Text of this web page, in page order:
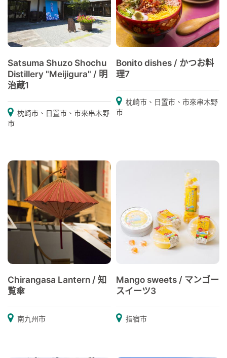
Satsuma Shuzo Shochu
Distillery "Meijigura" / 明
治蔵1
枕崎市、日置市、市來串木野
市
Bonito dishes / かつお料
理7
枕崎市、日置市、市來串木野
市
Chirangasa Lantern / 知
覧傘
南九州市
Mango sweets / マンゴー
スイーツ3
指宿市